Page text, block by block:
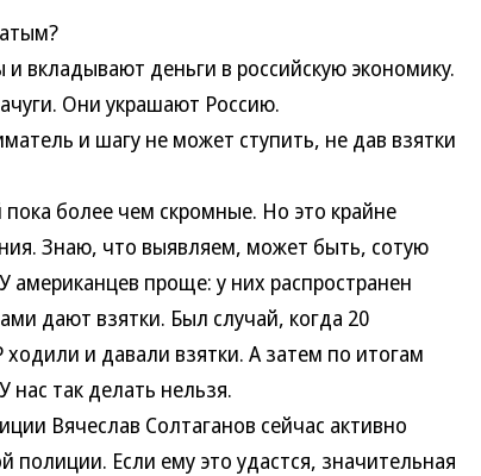
деньги в российскую экономику.
Они украшают Россию.
и шагу не может ступить, не дав взятки
более чем скромные. Но это крайне
Знаю, что выявляем, может быть, сотую
американцев проще: у них распространен
дают взятки. Был случай, когда 20
и давали взятки. А затем по итогам
так делать нельзя.
Вячеслав Солтаганов сейчас активно
полиции. Если ему это удастся, значительная